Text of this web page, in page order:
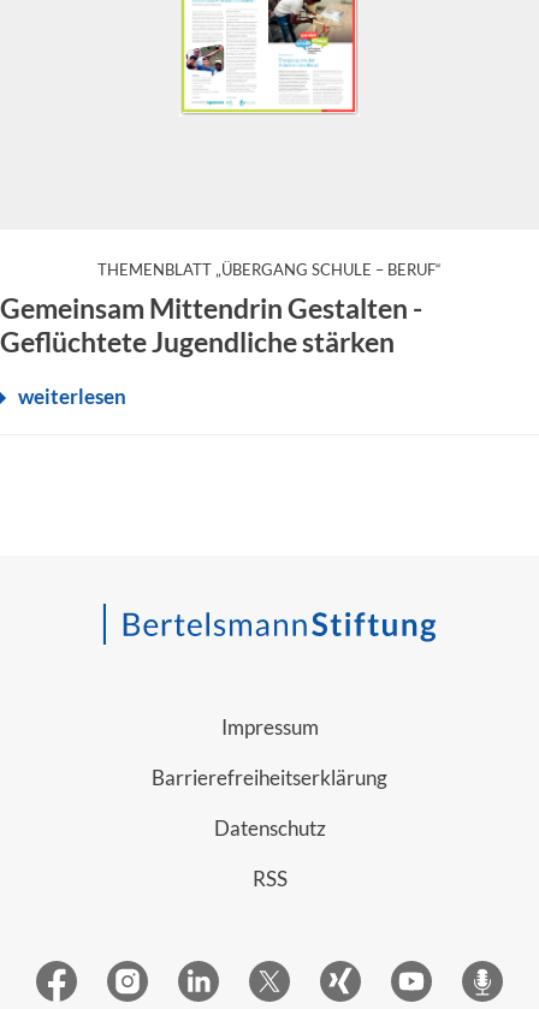
THEMENBLATT „ÜBERGANG SCHULE – BERUF“
Gemeinsam Mittendrin Gestalten -
Geflüchtete Jugendliche stärken
Junge Geflüchtete stehen vor der großen Herausforderung,
weiterlesen
Impressum
Barrierefreiheitserklärung
Datenschutz
RSS